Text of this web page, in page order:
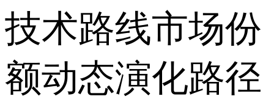
技术路线市场份
额动态演化路径